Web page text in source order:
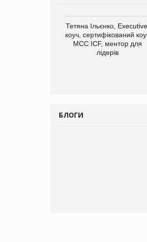
Тетяна Ільєнко,
коуч, сертифікований
МСС ICF, ментор для
лідерів
БЛОГИ